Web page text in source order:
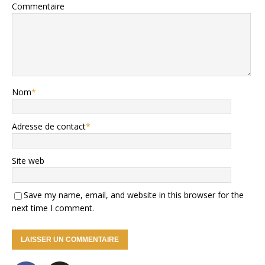
Commentaire
Nom*
Adresse de contact*
Site web
Save my name, email, and website in this browser for the
next time I comment.